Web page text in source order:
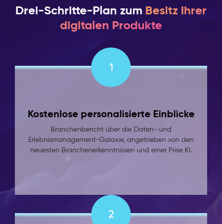
Drei-Schritte-Plan zum Besitz Ihrer
digitalen Produkte
1
Kostenlose personalisierte Einblicke
Branchenbericht über die Daten- und
Erlebnismanagement-Galaxie, angetrieben von den
neuesten Branchenerkenntnissen und einer Prise KI.
2